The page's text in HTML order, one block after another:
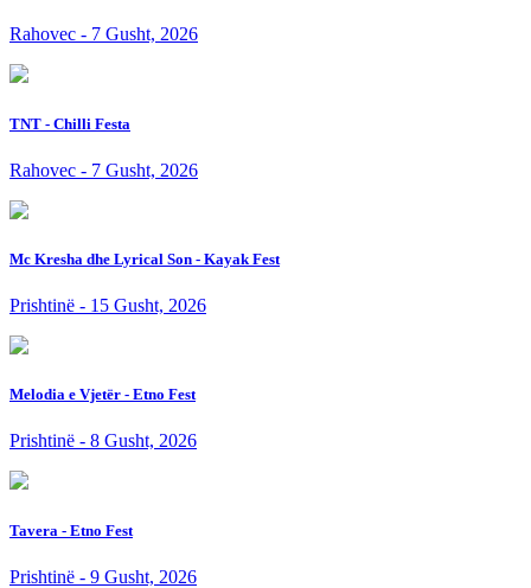
Rahovec - 7 Gusht, 2026
TNT - Chilli Festa
Rahovec - 7 Gusht, 2026
Mc Kresha dhe Lyrical Son - Kayak Fest
Prishtinë - 15 Gusht, 2026
Melodia e Vjetër - Etno Fest
Prishtinë - 8 Gusht, 2026
Tavera - Etno Fest
Prishtinë - 9 Gusht, 2026